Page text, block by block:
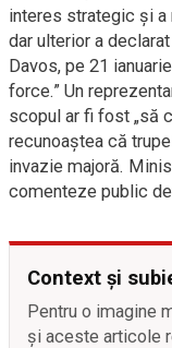
interes strategic şi
dar ulterior a
Davos, pe 21
force.” Un
scopul ar fi fost „să
recunoaştea că
invazie majoră.
comenteze public
Context și
Pentru o imagine
și aceste articole